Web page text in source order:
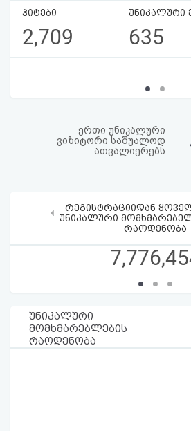
სალიცენზიო
შეთანხმება
ჰიტები
2,709
უნიკალური
635
ერთი უნიკალური
ვიზიტორი საშუალოდ
ათვალიერებს
რეგისტრაციიდან
უნიკალური
რაოდენობა
‹
უნიკალური
მომხმარებლების
რაოდენობა